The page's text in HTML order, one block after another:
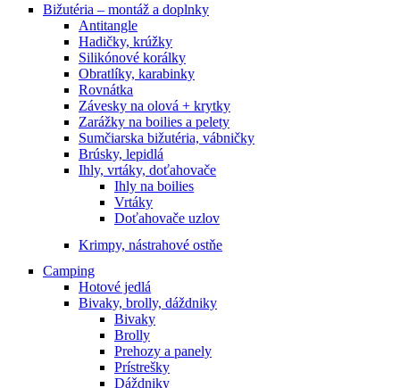
Bižutéria – montáž a doplnky
Antitangle
Hadičky, krúžky
Silikónové korálky
Obratlíky, karabinky
Rovnátka
Závesky na olová + krytky
Zarážky na boilies a pelety
Sumčiarska bižutéria, vábničky
Brúsky, lepidlá
Ihly, vrtáky, doťahovače
Ihly na boilies
Vrtáky
Doťahovače uzlov
Krimpy, nástrahové ostňe
Camping
Hotové jedlá
Bivaky, brolly, dáždniky
Bivaky
Brolly
Prehozy a panely
Prístrešky
Dáždniky